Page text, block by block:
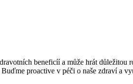
beneficíí a může hrát důležitou
proactive v péči o naše zdraví a